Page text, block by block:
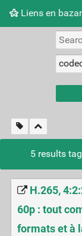
Liens en bazar
5 results
H.265,
60p : tout
formats et à